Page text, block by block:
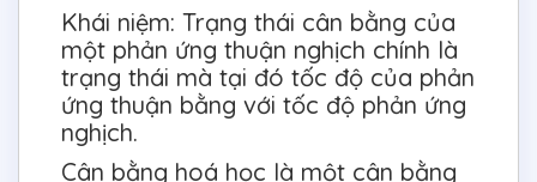
Khái niệm: Trạng thái cân bằng của
một phản ứng thuận nghịch chính là
trạng thái mà tại đó tốc độ của phản
ứng thuận bằng với tốc độ phản ứng
nghịch.
Cân bằng hoá học là một cân bằng